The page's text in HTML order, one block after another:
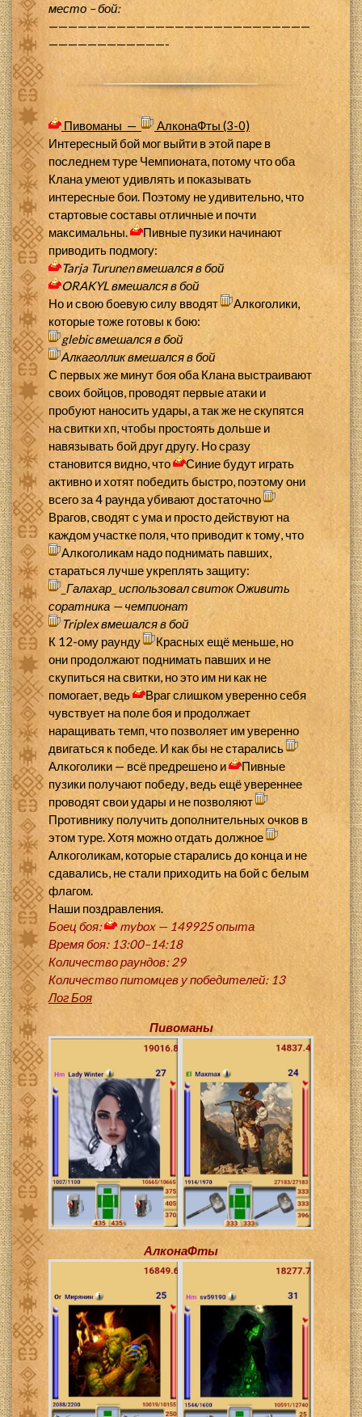
место – бой:
———————————————————————————
————————————-
Пивоманы —
АлконаФты (3-0)
Интересный бой мог выйти в этой паре в
последнем туре Чемпионата, потому что оба
Клана умеют удивлять и показывать
интересные бои. Поэтому не удивительно, что
стартовые составы отличные и почти
максимальны.
Пивные пузики начинают
приводить подмогу:
Tarja Turunenвмешался в бой
ORAKYLвмешался в бой
Но и свою боевую силу вводят
Алкоголики,
которые тоже готовы к бою:
glebicвмешался в бой
Алкаголликвмешался в бой
С первых же минут боя оба Клана выстраивают
своих бойцов, проводят первые атаки и
пробуют наносить удары, а так же не скупятся
на свитки хп, чтобы простоять дольше и
навязывать бой друг другу. Но сразу
становится видно, что
Синие будут играть
активно и хотят победить быстро, поэтому они
всего за 4 раунда убивают достаточно
Врагов, сводят с ума и просто действуют на
каждом участке поля, что приводит к тому, что
Алкоголикам надо поднимать павших,
стараться лучше укреплять защиту:
_Галахар_ использовал свитокОживить
соратника — чемпионат
Triplexвмешался в бой
К 12-ому раунду
Красных ещё меньше, но
они продолжают поднимать павших и не
скупиться на свитки, но это им ни как не
помогает, ведь
Враг слишком уверенно себя
чувствует на поле боя и продолжает
наращивать темп, что позволяет им уверенно
двигаться к победе. И как бы не старались
Алкоголики — всё предрешено и
Пивные
пузики получают победу, ведь ещё увереннее
проводят свои удары и не позволяют
Противнику получить дополнительных очков в
этом туре. Хотя можно отдать должное
Алкоголикам, которые старались до конца и не
сдавались, не стали приходить на бой с белым
флагом.
Наши поздравления.
Боец боя:
mybox — 149925 опыта
Время боя: 13:00–14:18
Количество раундов: 29
Количество питомцев у победителей: 13
Лог Боя
Пивоманы
АлконаФты